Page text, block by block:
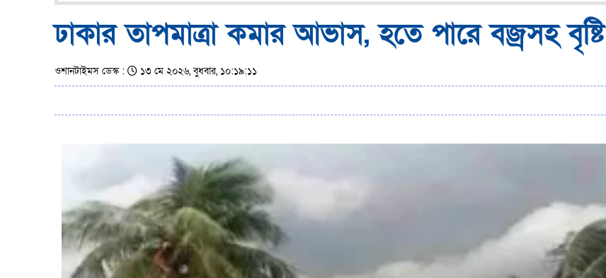
ঢাকার তাপমাত্রা কমার আভাস, হতে পারে বজ্রসহ বৃষ্টি
ওশানটাইমস ডেস্ক : ১৩ মে ২০২৬, বুধবার, ১০:১৯:১১